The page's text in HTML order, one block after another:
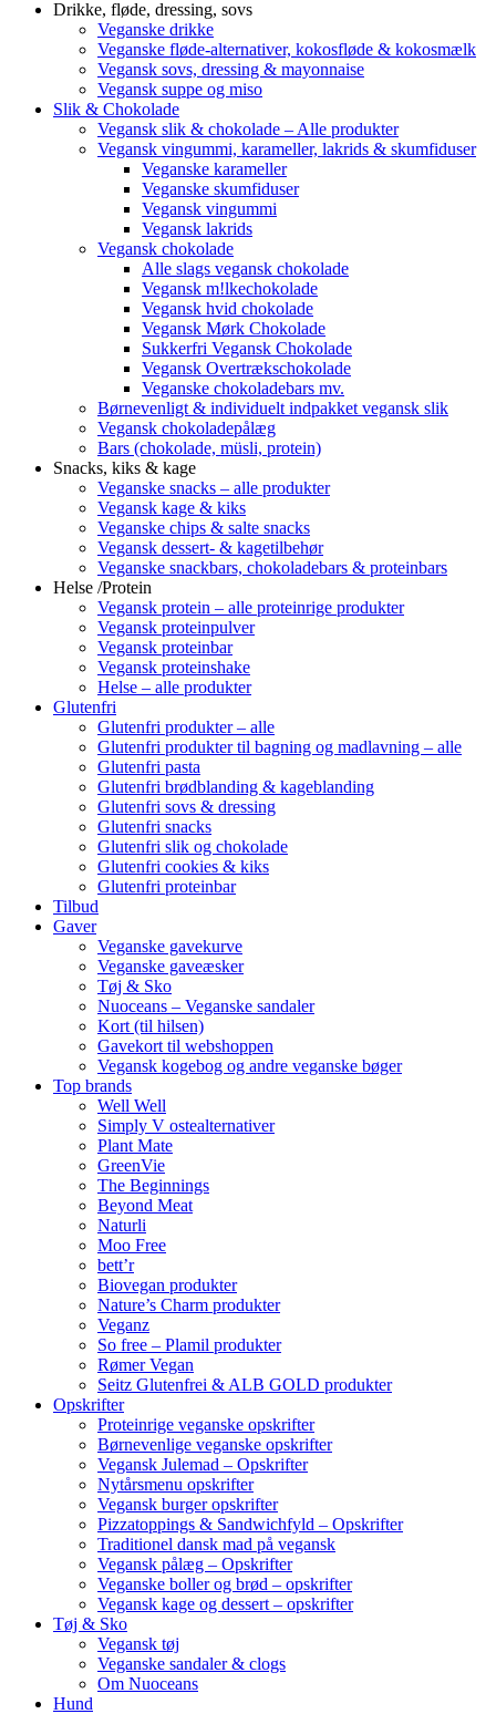
Drikke, fløde, dressing, sovs
Veganske drikke
Veganske fløde-alternativer, kokosfløde & kokosmælk
Vegansk sovs, dressing & mayonnaise
Vegansk suppe og miso
Slik & Chokolade
Vegansk slik & chokolade – Alle produkter
Vegansk vingummi, karameller, lakrids & skumfiduser
Veganske karameller
Veganske skumfiduser
Vegansk vingummi
Vegansk lakrids
Vegansk chokolade
Alle slags vegansk chokolade
Vegansk m!lkechokolade
Vegansk hvid chokolade
Vegansk Mørk Chokolade
Sukkerfri Vegansk Chokolade
Vegansk Overtrækschokolade
Veganske chokoladebars mv.
Børnevenligt & individuelt indpakket vegansk slik
Vegansk chokoladepålæg
Bars (chokolade, müsli, protein)
Snacks, kiks & kage
Veganske snacks – alle produkter
Vegansk kage & kiks
Veganske chips & salte snacks
Vegansk dessert- & kagetilbehør
Veganske snackbars, chokoladebars & proteinbars
Helse /Protein
Vegansk protein – alle proteinrige produkter
Vegansk proteinpulver
Vegansk proteinbar
Vegansk proteinshake
Helse – alle produkter
Glutenfri
Glutenfri produkter – alle
Glutenfri produkter til bagning og madlavning – alle
Glutenfri pasta
Glutenfri brødblanding & kageblanding
Glutenfri sovs & dressing
Glutenfri snacks
Glutenfri slik og chokolade
Glutenfri cookies & kiks
Glutenfri proteinbar
Tilbud
Gaver
Veganske gavekurve
Veganske gaveæsker
Tøj & Sko
Nuoceans – Veganske sandaler
Kort (til hilsen)
Gavekort til webshoppen
Vegansk kogebog og andre veganske bøger
Top brands
Well Well
Simply V ostealternativer
Plant Mate
GreenVie
The Beginnings
Beyond Meat
Naturli
Moo Free
bett’r
Biovegan produkter
Nature’s Charm produkter
Veganz
So free – Plamil produkter
Rømer Vegan
Seitz Glutenfrei & ALB GOLD produkter
Opskrifter
Proteinrige veganske opskrifter
Børnevenlige veganske opskrifter
Vegansk Julemad – Opskrifter
Nytårsmenu opskrifter
Vegansk burger opskrifter
Pizzatoppings & Sandwichfyld – Opskrifter
Traditionel dansk mad på vegansk
Vegansk pålæg – Opskrifter
Veganske boller og brød – opskrifter
Vegansk kage og dessert – opskrifter
Tøj & Sko
Vegansk tøj
Veganske sandaler & clogs
Om Nuoceans
Hund